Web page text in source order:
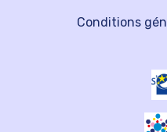
Conditions